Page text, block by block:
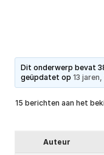
Dit onderwerp bevat
geüpdatet op13
15 berichten aan het
Auteur